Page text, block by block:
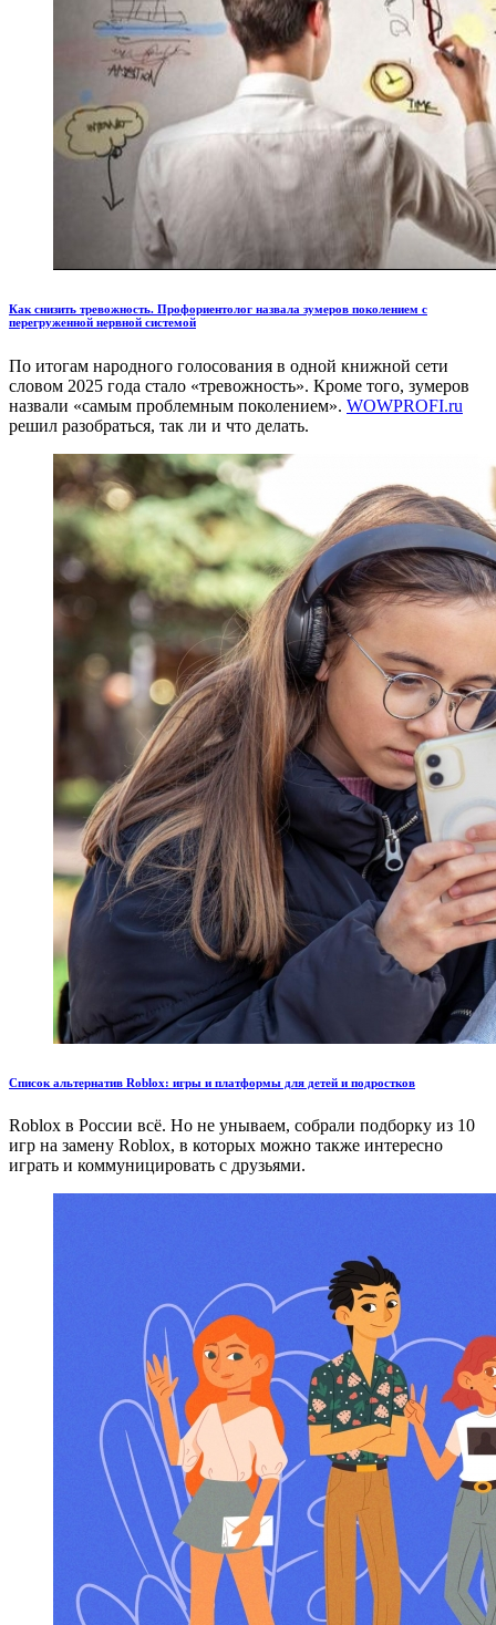
Как снизить тревожность. Профориентолог назвала зумеров поколением с
перегруженной нервной системой
По итогам народного голосования в одной книжной сети
словом 2025 года стало «тревожность». Кроме того, зумеров
назвали «самым проблемным поколением». WOWPROFI.ru
решил разобраться, так ли и что делать.
Список альтернатив Roblox: игры и платформы для детей и подростков
Roblox в России всё. Но не унываем, собрали подборку из 10
игр на замену Roblox, в которых можно также интересно
играть и коммуницировать с друзьями.